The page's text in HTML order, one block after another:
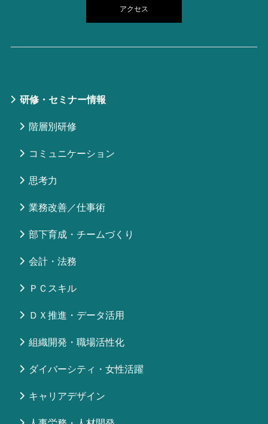
アクセス
研修・セミナー情報
階層別研修
コミュニケーション
思考力
業務改善／仕事術
部下育成・チームづくり
会計・法務
ＰＣスキル
ＤＸ推進・データ活用
組織開発・職場活性化
ダイバーシティ・女性活躍
キャリアデザイン